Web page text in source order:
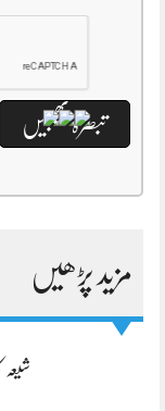
مزید پڑھیں
شیعہ